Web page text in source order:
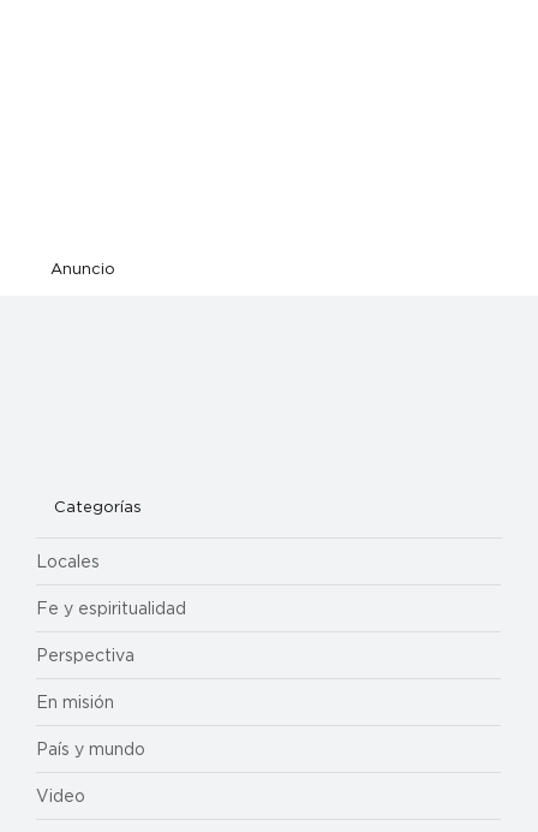
Anuncio
Categorías
Locales
Fe y espiritualidad
Perspectiva
En misión
País y mundo
Video